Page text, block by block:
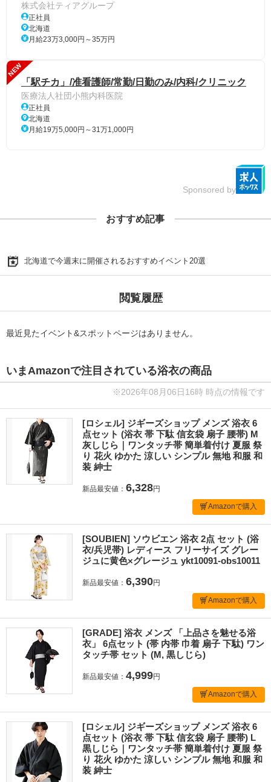
株式会社ティアグループ
正社員
北海道
月給23万3,000円～35万円
NEW
「駅チカ」/准看護師/常勤/日勤のみ/内科/クリニック
医療法人社団小熊内科医院
正社員
北海道
月給19万5,000円～31万1,000円
Sponsored by
おすすめ記事
北海道で今週末に開催されるおすすめイベント20選
閲覧履歴
最近見たイベント&スポットページはありません。
いまAmazonで注目されている浴衣の商品
※2026年08月06日16時 時点の情報です
[ロシェル] ジギーズショップ メンズ 浴衣 6
点セット (浴衣 帯 下駄 信玄袋 扇子 腰帯) M
灰しじら｜ワンタッチ帯 簡単着付け 夏服 祭
り 花火 ゆかた 涼しい シンプル 無地 和服 和
装 紳士
新品最安値： 6,328円
Amazonで購入
[SOUBIEN] ソウビエン 浴衣 2点 セット (浴
衣/兵児帯) レディース フリーサイズ グレー
ジュに黄色×グレージュ ykt10091-obs10011
新品最安値： 6,390円
Amazonで購入
[GRADE] 浴衣 メンズ 「上品さを魅せる浴
衣」 6点セット (帯 内帯 巾着 扇子 下駄) ワン
タッチ帯 セット (M, 黒しじら)
新品最安値： 4,999円
Amazonで購入
[ロシェル] ジギーズショップ メンズ 浴衣 6
点セット (浴衣 帯 下駄 信玄袋 扇子 腰帯) L
黒しじら｜ワンタッチ帯 簡単着付け 夏服 祭
り 花火 ゆかた 涼しい シンプル 無地 和服 和
装 紳士